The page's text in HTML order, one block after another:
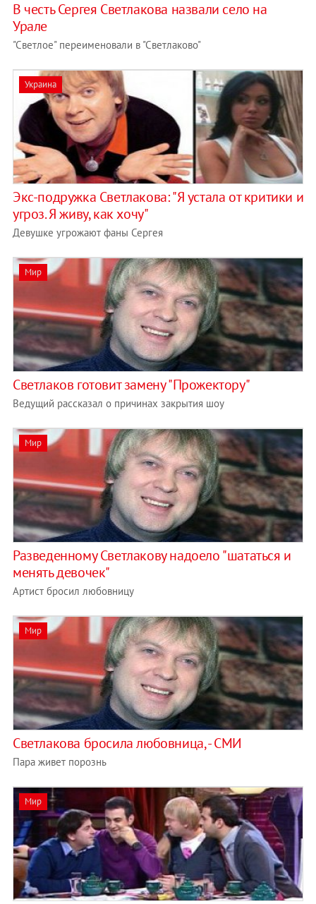
В честь Сергея Светлакова назвали село на
Урале
"Светлое" переименовали в "Светлаково"
Украина
Экс-подружка Светлакова: "Я устала от критики и
угроз. Я живу, как хочу"
Девушке угрожают фаны Сергея
Мир
Светлаков готовит замену "Прожектору"
Ведущий рассказал о причинах закрытия шоу
Мир
Разведенному Светлакову надоело "шататься и
менять девочек"
Артист бросил любовницу
Мир
Светлакова бросила любовница, - СМИ
Пара живет порознь
Мир